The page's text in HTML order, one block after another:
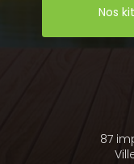
Nos
87